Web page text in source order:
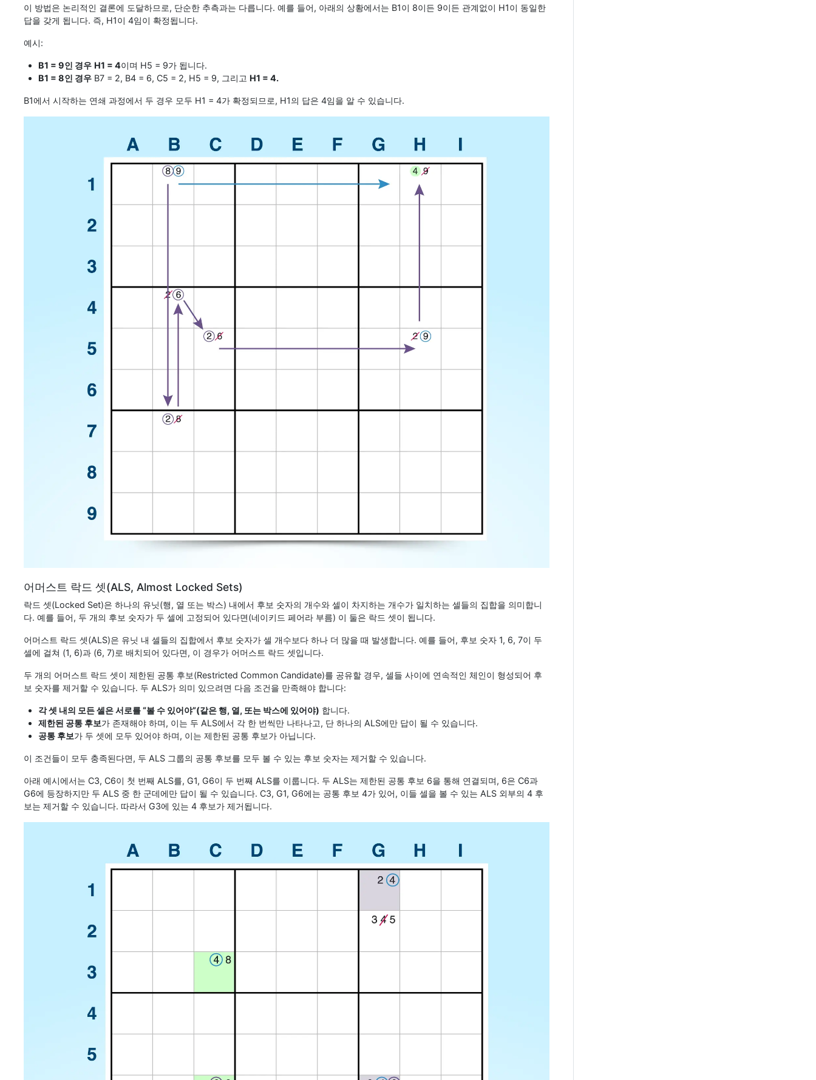
이 방법은 논리적인 결론에 도달하므로, 단순한 추측과는 다릅니다. 예를 들어, 아래의 상황에서는 B1이 8이든 9이든 관계없이 H1이 동일한
답을 갖게 됩니다. 즉, H1이 4임이 확정됩니다.
예시:
B1 = 9인 경우 H1 = 4이며 H5 = 9가 됩니다.
B1 = 8인 경우 B7 = 2, B4 = 6, C5 = 2, H5 = 9, 그리고 H1 = 4.
B1에서 시작하는 연쇄 과정에서 두 경우 모두 H1 = 4가 확정되므로, H1의 답은 4임을 알 수 있습니다.
어머스트 락드 셋(ALS, Almost Locked Sets)
락드 셋(Locked Set)은 하나의 유닛(행, 열 또는 박스) 내에서 후보 숫자의 개수와 셀이 차지하는 개수가 일치하는 셀들의 집합을 의미합니
다. 예를 들어, 두 개의 후보 숫자가 두 셀에 고정되어 있다면(네이키드 페어라 부름) 이 둘은 락드 셋이 됩니다.
어머스트 락드 셋(ALS)은 유닛 내 셀들의 집합에서 후보 숫자가 셀 개수보다 하나 더 많을 때 발생합니다. 예를 들어, 후보 숫자 1, 6, 7이 두
셀에 걸쳐 (1, 6)과 (6, 7)로 배치되어 있다면, 이 경우가 어머스트 락드 셋입니다.
두 개의 어머스트 락드 셋이 제한된 공통 후보(Restricted Common Candidate)를 공유할 경우, 셀들 사이에 연속적인 체인이 형성되어 후
보 숫자를 제거할 수 있습니다. 두 ALS가 의미 있으려면 다음 조건을 만족해야 합니다:
각 셋 내의 모든 셀은 서로를 “볼 수 있어야”(같은 행, 열, 또는 박스에 있어야) 합니다.
제한된 공통 후보가 존재해야 하며, 이는 두 ALS에서 각 한 번씩만 나타나고, 단 하나의 ALS에만 답이 될 수 있습니다.
공통 후보가 두 셋에 모두 있어야 하며, 이는 제한된 공통 후보가 아닙니다.
이 조건들이 모두 충족된다면, 두 ALS 그룹의 공통 후보를 모두 볼 수 있는 후보 숫자는 제거할 수 있습니다.
아래 예시에서는 C3, C6이 첫 번째 ALS를, G1, G6이 두 번째 ALS를 이룹니다. 두 ALS는 제한된 공통 후보 6을 통해 연결되며, 6은 C6과
G6에 등장하지만 두 ALS 중 한 군데에만 답이 될 수 있습니다. C3, G1, G6에는 공통 후보 4가 있어, 이들 셀을 볼 수 있는 ALS 외부의 4 후
보는 제거할 수 있습니다. 따라서 G3에 있는 4 후보가 제거됩니다.